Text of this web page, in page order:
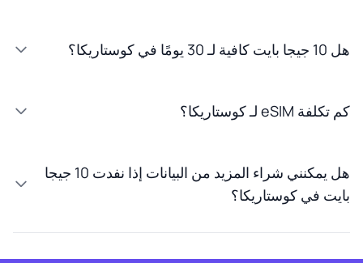
هل 10 جيجا بايت كافية لـ 30 يومًا في كوستاريكا؟
كم تكلفة eSIM لـ كوستاريكا؟
هل يمكنني شراء المزيد من البيانات إذا نفدت 10 جيجا
بايت في كوستاريكا؟